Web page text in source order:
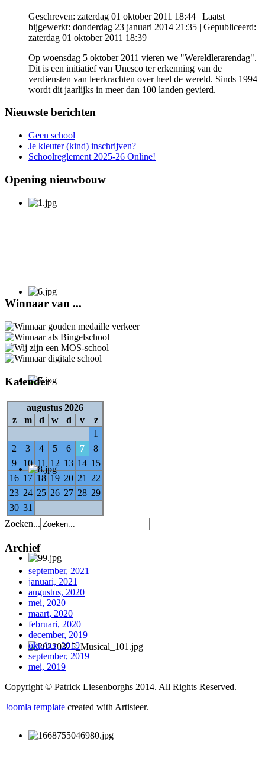
Geschreven: zaterdag 01 oktober 2011 18:44 | Laatst
bijgewerkt: donderdag 23 januari 2014 21:35 | Gepubliceerd:
zaterdag 01 oktober 2011 18:39
Op woensdag 5 oktober 2011 vieren we "Wereldlerarendag".
Dit is een initiatief van Unesco ter erkenning van de
verdiensten van leerkrachten over heel de wereld. Sinds 1994
wordt dit jaarlijks in meer dan 100 landen gevierd.
Nieuwste berichten
Geen school
Je kleuter (kind) inschrijven?
Schoolreglement 2025-26 Online!
Opening nieuwbouw
Winnaar van ...
Kalender
augustus 2026
z
m d w d v
z
1
2
3 4 5 6 7
8
9
10 11 12 13 14 15
16 17 18 19 20 21 22
23 24 25 26 27 28 29
30 31
Zoeken...
Archief
september, 2021
januari, 2021
augustus, 2020
mei, 2020
maart, 2020
februari, 2020
december, 2019
oktober, 2019
september, 2019
mei, 2019
Copyright © Patrick Liesenborghs 2014. All Rights Reserved.
Joomla template created with Artisteer.